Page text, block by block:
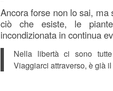
Ancora forse non lo sai, ma
ciò che esiste, le
incondizionata in continua
Nella libertà ci sono
Viaggiarci attraverso, è già